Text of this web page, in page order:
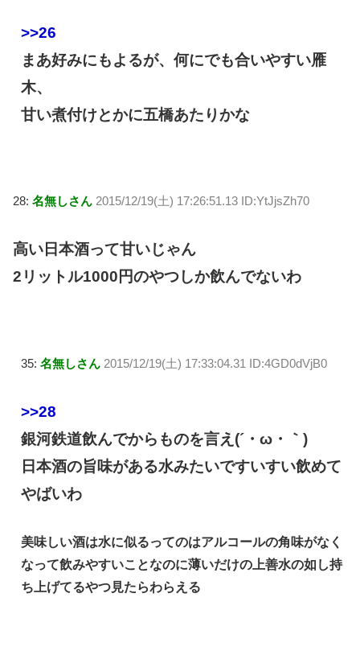
>>26
まあ好みにもよるが、何にでも合いやすい雁
木、
甘い煮付けとかに五橋あたりかな
28: 名無しさん 2015/12/19(土) 17:26:51.13 ID:YtJjsZh70
高い日本酒って甘いじゃん
2リットル1000円のやつしか飲んでないわ
35: 名無しさん 2015/12/19(土) 17:33:04.31 ID:4GD0dVjB0
>>28
銀河鉄道飲んでからものを言え(´・ω・｀)
日本酒の旨味がある水みたいですいすい飲めて
やばいわ
美味しい酒は水に似るってのはアルコールの角味がなく
なって飲みやすいことなのに薄いだけの上善水の如し持
ち上げてるやつ見たらわらえる